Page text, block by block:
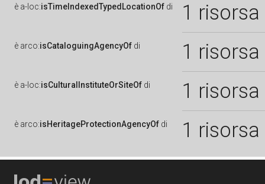
è a-loc:isTimeIndexedTypedLocationOf di 1 risorsa
è arco:isCataloguingAgencyOf di 1 risorsa
è a-loc:isCulturalInstituteOrSiteOf di 1 risorsa
è arco:isHeritageProtectionAgencyOf di 1 risorsa